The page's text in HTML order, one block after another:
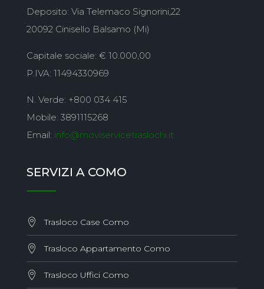
Deposito: Via Telemaco Signorini,22
20092 Cinisello Balsamo (Mi)
Capitale sociale: € 10.000,00
P.IVA: 11494330969
N. Verde: +800 034 415
Mobile: 3891115268
Email: info@moviservicetraslochi.it
SERVIZI A COMO
Trasloco Case Como
Trasloco Appartamento Como
Trasloco Uffici Como